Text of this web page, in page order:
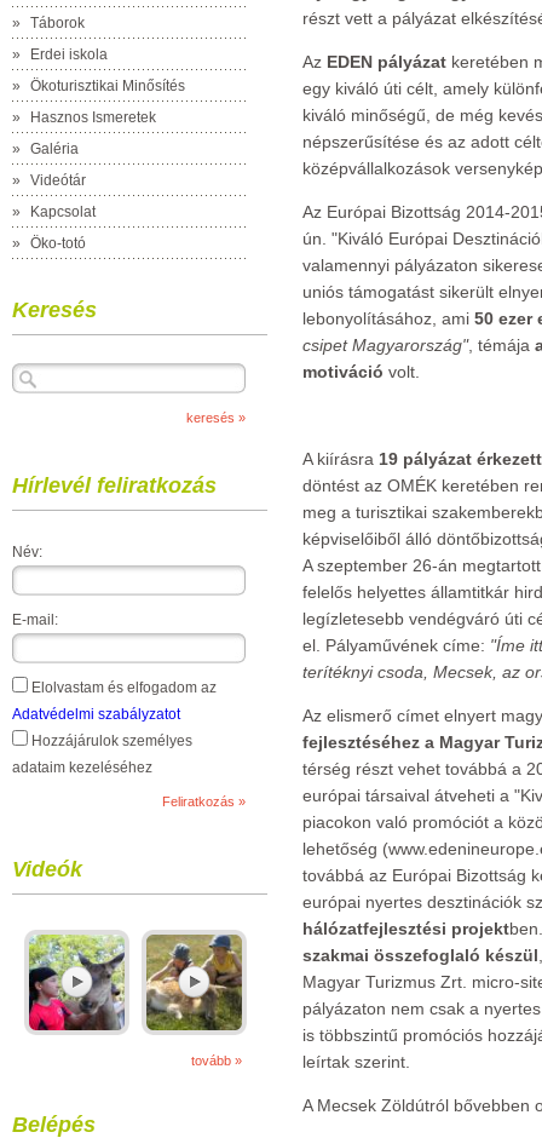
»
Táborok
»
Erdei iskola
»
Ökoturisztikai Minősítés
»
Hasznos Ismeretek
»
Galéria
»
Videótár
»
Kapcsolat
»
Öko-totó
Keresés
Hírlevél feliratkozás
Név:
E-mail:
Elolvastam és elfogadom az
Adatvédelmi szabályzatot
Hozzájárulok személyes
adataim kezeléséhez
Videók
tovább »
Belépés
részt vett a pályázat
Az EDEN pályázat keretében
egy kiváló úti célt, amely
kiváló minőségű, de még
népszerűsítése és az adott
középvállalkozások
Az Európai Bizottság 2014-
ún. "Kiváló Európai
valamennyi pályázaton
uniós támogatást sikerült
lebonyolításához, ami 50 ezer
csipet Magyarország", témája
motiváció volt.
A kiírásra 19 pályázat érkezett
döntést az OMÉK keretében
meg a turisztikai
képviselőiből álló
A szeptember 26-án
felelős helyettes államtitkár
legízletesebb vendégváró úti
el. Pályaművének címe: "Íme
terítéknyi csoda, Mecsek, az
Az elismerő címet elnyert
fejlesztéséhez a Magyar
térség részt vehet továbbá a
európai társaival átveheti a
piacokon való promóciót a
lehetőség
továbbá az Európai Bizottság
európai nyertes desztinációk
hálózatfejlesztési projekt
szakmai összefoglaló készül
Magyar Turizmus Zrt. micro-
pályázaton nem csak a
is többszintű promóciós
leírtak szerint.
A Mecsek Zöldútról bővebben